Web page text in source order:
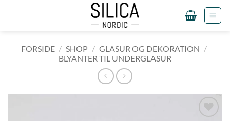
FORSIDE / SHOP / GLASUR OG DEKORATION /
BLYANTER TIL UNDERGLASUR